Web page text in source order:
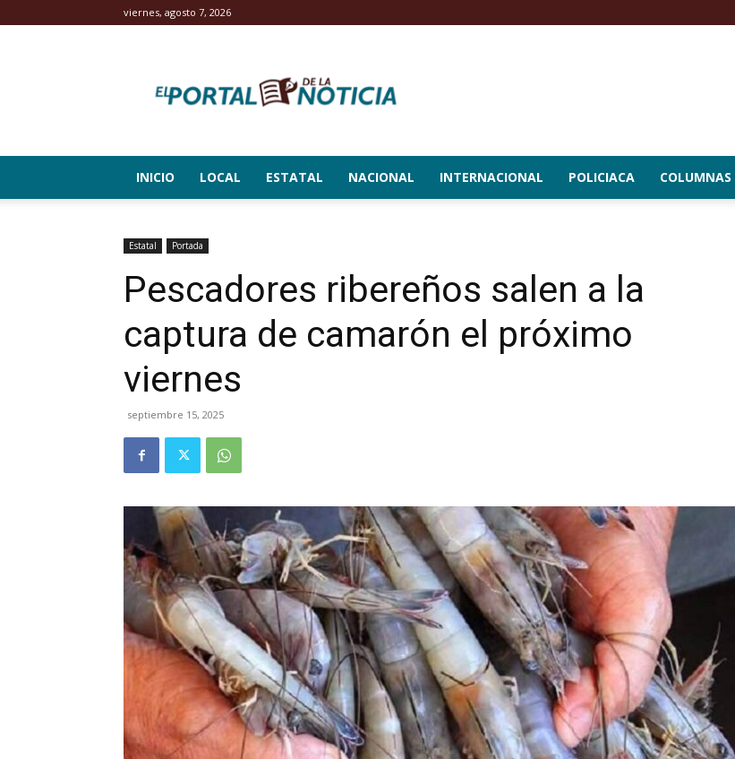
viernes, agosto 7, 2026
Portal
de
INICIO LOCAL ESTATAL NACIONAL INTERNACIONAL POLICIACA COLUMNAS
Estatal Portada
Pescadores ribereños salen a la
captura de camarón el próximo
viernes
septiembre 15, 2025